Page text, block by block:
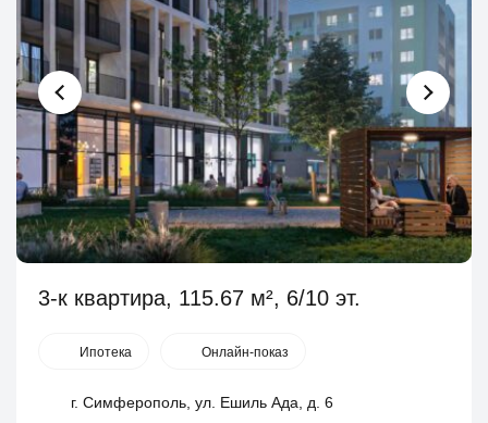
3-к квартира, 115.67 м², 6/10 эт.
Ипотека Онлайн-показ
г. Симферополь, ул. Ешиль Ада, д. 6